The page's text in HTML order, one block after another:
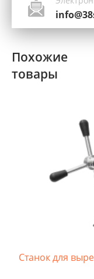
Похожие
товары
Станок для